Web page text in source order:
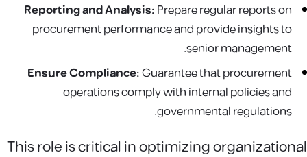
Reporting and Analysis:Prepare regular reports on
procurement performance and provide insights to
senior management.
Ensure Compliance:Guarantee that procurement
operations comply with internal policies and
governmental regulations.
This role is critical in optimizing organizational